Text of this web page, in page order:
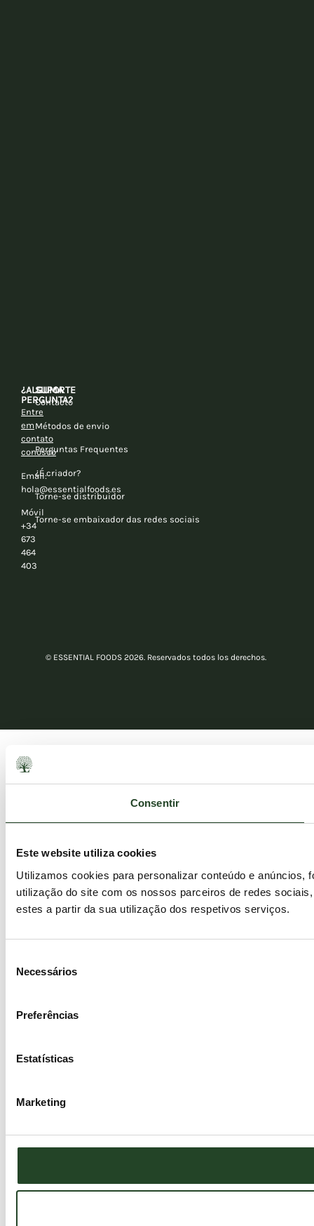
Consentir
Este website utiliza cookies
Utilizamos cookies para personalizar conteúdo e anúncios,
utilização do site com os nossos parceiros de redes
estes a partir da sua utilização dos respetivos serviços.
Necessários
Preferências
Estatísticas
Marketing
¿ALGUMA
PERGUNTA?
Entre
em
contato
conosco
Email:
hola@essentialfoods.es
Móvil
+34
673
464
403
SUPORTE
Contacto
Métodos de envio
Perguntas Frequentes
¿É criador?
Torne-se distribuidor
Torne-se embaixador das redes sociais
© ESSENTIAL FOODS 2026. Reservados todos los derechos.